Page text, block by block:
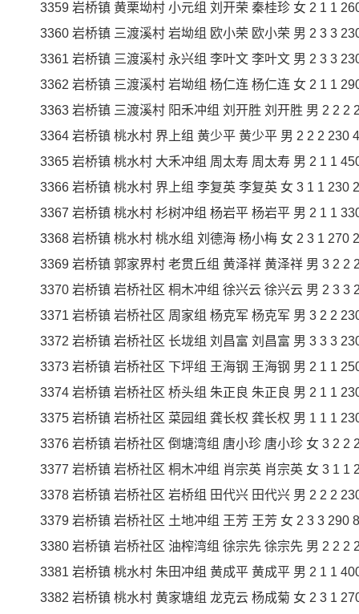
3359 岩桥镇 黄栗坳村 小元组 刘开荣 秦桂珍 女 2 1 1
3360 岩桥镇 三渡溪村 岩坳组 欧小荣 欧小荣 男 2 3 3
3361 岩桥镇 三渡溪村 永兴组 李叶文 李叶文 男 2 3 3
3362 岩桥镇 三渡溪村 岩坳组 杨仁连 杨仁连 女 2 1 1
3363 岩桥镇 三渡溪村 阳禾冲组 刘开胜 刘开胜 男 2 2 2
3364 岩桥镇 桃水村 界上组 黄少平 黄少平 男 2 2 2 230
3365 岩桥镇 桃水村 大禾冲组 周太寿 周太寿 男 2 1 1
3366 岩桥镇 桃水村 界上组 李复英 李复英 女 3 1 1 230
3367 岩桥镇 桃水村 杉树冲组 杨岩平 杨岩平 男 2 1 1
3368 岩桥镇 桃水村 桃水组 刘德海 杨小梅 女 2 3 1 270
3369 岩桥镇 郭家界村 老贯丘组 黄泽祥 黄泽祥 男 3 2 2
3370 岩桥镇 岩桥社区 桐木冲组 徐兴云 徐兴云 男 2 3 3
3371 岩桥镇 岩桥社区 周家组 杨克军 杨克军 男 3 2 2
3372 岩桥镇 岩桥社区 长垅组 刘昌富 刘昌富 男 3 3 3
3373 岩桥镇 岩桥社区 下坪组 王海钢 王海钢 男 2 1 1
3374 岩桥镇 岩桥社区 桥头组 朱正良 朱正良 男 2 1 1
3375 岩桥镇 岩桥社区 菜园组 龚长权 龚长权 男 1 1 1
3376 岩桥镇 岩桥社区 倒塘湾组 唐小珍 唐小珍 女 3 2 2
3377 岩桥镇 岩桥社区 桐木冲组 肖宗英 肖宗英 女 3 1 1
3378 岩桥镇 岩桥社区 岩桥组 田代兴 田代兴 男 2 2 2
3379 岩桥镇 岩桥社区 土地冲组 王芳 王芳 女 2 3 3 290
3380 岩桥镇 岩桥社区 油榨湾组 徐宗先 徐宗先 男 2 2 2
3381 岩桥镇 桃水村 朱田冲组 黄成平 黄成平 男 2 1 1
3382 岩桥镇 桃水村 黄家塘组 龙克云 杨成菊 女 2 3 1